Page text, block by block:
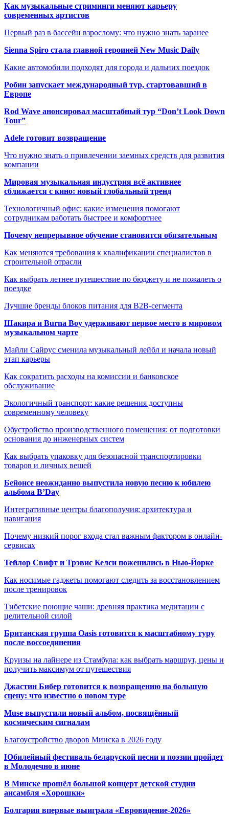
Как музыкальные стриминги меняют карьеру
современных артистов
Первый раз в бассейн взрослому: что нужно знать заранее
Sienna Spiro стала главной героиней New Music Daily
Какие автомобили подходят для города и дальних поездок
Робин запускает международный тур, стартовавший в
Европе
Rod Wave анонсировал масштабный тур “Don’t Look Down
Tour”
Adele готовит возвращение
Что нужно знать о привлечении заемных средств для развития
компании
Мировая музыкальная индустрия всё активнее
сближается с кино: новый глобальный тренд
Технологичный офис: какие изменения помогают
сотрудникам работать быстрее и комфортнее
Почему непрерывное обучение становится обязательным
Как меняются требования к квалификации специалистов в
строительной отрасли
Как выбрать летнее путешествие по бюджету и не пожалеть о
поездке
Лучшие бренды блоков питания для B2B-сегмента
Шакира и Burna Boy удерживают первое место в мировом
музыкальном чарте
Майли Сайрус сменила музыкальный лейбл и начала новый
этап карьеры
Как сократить расходы на комиссии и банковское
обслуживание
Экологичный транспорт: какие решения доступны
современному человеку
Обустройство производственного помещения: от подготовки
основания до инженерных систем
Как выбрать упаковку для безопасной транспортировки
товаров и личных вещей
Бейонсе неожиданно выпустила новую песню к юбилею
альбома B’Day
Интегративные центры благополучия: архитектура и
навигация
Почему низкий порог входа стал важным фактором в онлайн-
сервисах
Тейлор Свифт и Трэвис Келси поженились в Нью-Йорке
Как носимые гаджеты помогают следить за восстановлением
после тренировок
Тибетские поющие чаши: древняя практика медитации с
целительной силой
Британская группа Oasis готовится к масштабному туру
после воссоединения
Круизы на лайнере из Стамбула: как выбрать маршрут, цены и
получить максимум от путешествия
Джастин Бибер готовится к возвращению на большую
сцену: что известно о новом туре
Muse выпустили новый альбом, посвящённый
космическим сигналам
Благоустройство дворов Минска в 2026 году
Юбилейный фестиваль беларуской песни и поэзии пройдет
в Молодечно в июне
В Минске прошёл большой концерт детской студии
ансамбля «Хорошки»
Болгария впервые выиграла «Евровидение-2026»